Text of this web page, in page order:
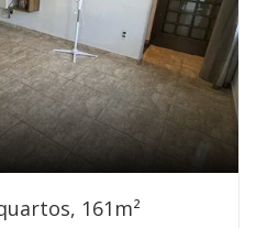
161m²